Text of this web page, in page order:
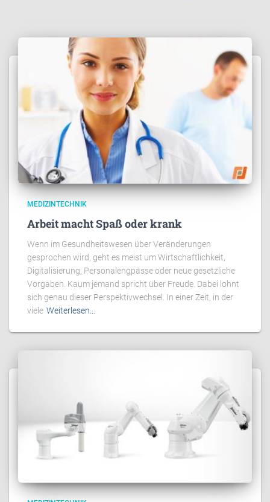
MEDIZINTECHNIK
Arbeit macht Spaß oder krank
Wenn im Gesundheitswesen über Veränderungen
gesprochen wird, geht es meist um Wirtschaftlichkeit,
Digitalisierung, Personalengpässe oder neue gesetzliche
Vorgaben. Kaum jemand spricht über Freude. Dabei lohnt
sich genau dieser Perspektivwechsel. In einer Zeit, in der
viele Weiterlesen…